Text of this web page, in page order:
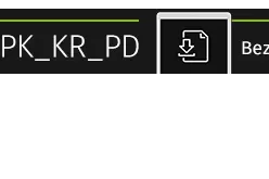
karcie